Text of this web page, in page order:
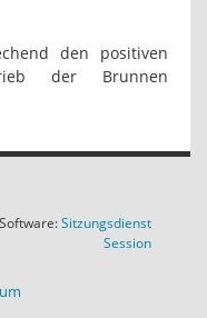
den positiven
der Brunnen
Software:Sitzungsdienst
Session(Wird in